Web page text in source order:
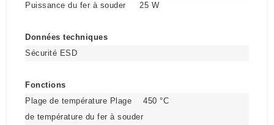
Puissance du fer à souder
25 W
Données techniques
Sécurité ESD
Fonctions
Plage de température Plage
de température du fer à souder
450 °C